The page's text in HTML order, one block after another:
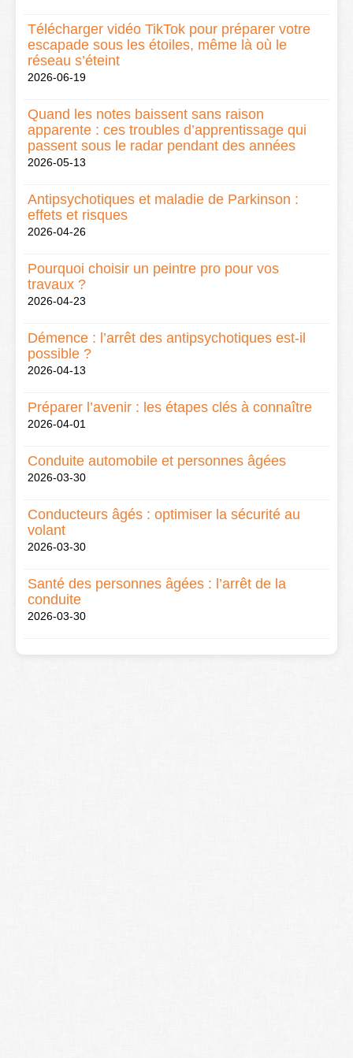
Télécharger vidéo TikTok pour préparer votre
escapade sous les étoiles, même là où le
réseau s’éteint
2026-06-19
Quand les notes baissent sans raison
apparente : ces troubles d’apprentissage qui
passent sous le radar pendant des années
2026-05-13
Antipsychotiques et maladie de Parkinson :
effets et risques
2026-04-26
Pourquoi choisir un peintre pro pour vos
travaux ?
2026-04-23
Démence : l’arrêt des antipsychotiques est-il
possible ?
2026-04-13
Préparer l’avenir : les étapes clés à connaître
2026-04-01
Conduite automobile et personnes âgées
2026-03-30
Conducteurs âgés : optimiser la sécurité au
volant
2026-03-30
Santé des personnes âgées : l’arrêt de la
conduite
2026-03-30